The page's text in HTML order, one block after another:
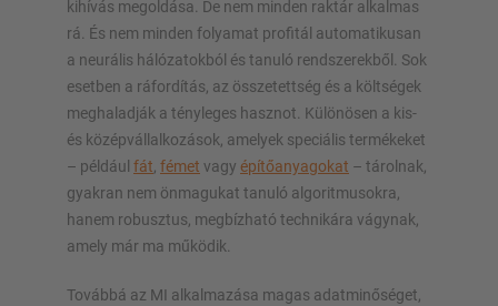
kihívás megoldása. De nem minden raktár alkalmas
rá. És nem minden folyamat profitál automatikusan
a neurális hálózatokból és tanuló rendszerekből. Sok
esetben a ráfordítás, az összetettség és a költségek
meghaladják a tényleges hasznot. Különösen a kis-
és középvállalkozások, amelyek speciális termékeket
– például fát fémet vagy építőanyagokat – tárolnak,
gyakran nem önmagukat tanuló algoritmusokra,
hanem robusztus, megbízható technikára vágynak,
amely már ma működik.
Továbbá az MI alkalmazása magas adatminőséget,